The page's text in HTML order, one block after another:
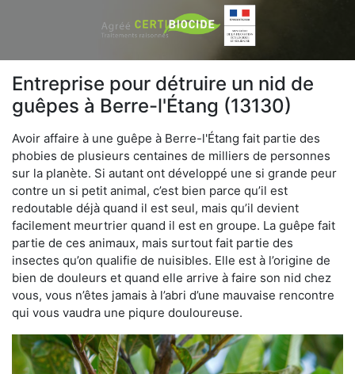
Entreprise pour détruire un nid de
guêpes à Berre-l'Étang (13130)
Avoir affaire à une guêpe à Berre-l'Étang fait partie des
phobies de plusieurs centaines de milliers de personnes
sur la planète. Si autant ont développé une si grande peur
contre un si petit animal, c’est bien parce qu’il est
redoutable déjà quand il est seul, mais qu’il devient
facilement meurtrier quand il est en groupe. La guêpe fait
partie de ces animaux, mais surtout fait partie des
insectes qu’on qualifie de nuisibles. Elle est à l’origine de
bien de douleurs et quand elle arrive à faire son nid chez
vous, vous n’êtes jamais à l’abri d’une mauvaise rencontre
qui vous vaudra une piqure douloureuse.